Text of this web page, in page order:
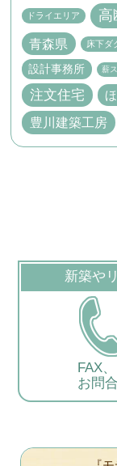
ドライエリア 高
青森県 床下ダ
設計事務所 薪
注文住宅
豊川建築工房
新築や
FAX
お問